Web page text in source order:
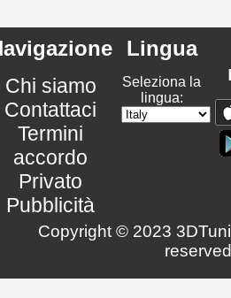
Chi siamo
Contattaci
Termini
accordo
Privato
Pubblicità
Lingua
Seleziona la
lingua:
Copyright © 2023
reserved